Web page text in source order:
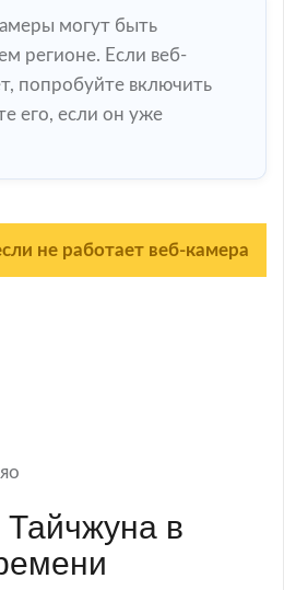
могут быть
регионе. Если веб-
попробуйте включить
его, если он уже
не работает веб-камера
в